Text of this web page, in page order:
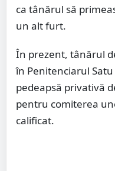
ca tânărul să
un alt furt.
În prezent, tânărul
în Penitenciarul
pedeapsă privativă
pentru comiterea
calificat.